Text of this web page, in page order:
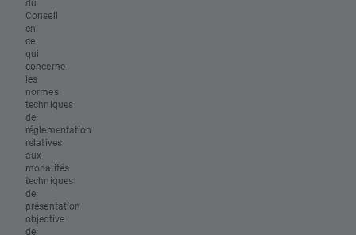
Conseil
en
ce
qui
concerne
les
normes
techniques
de
réglementation
relatives
aux
modalités
techniques
de
présentation
objective
de